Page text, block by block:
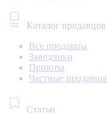
Каталог продавцов
Все продавцы
Заводчики
Приюты
Частные продавцы
Статьи